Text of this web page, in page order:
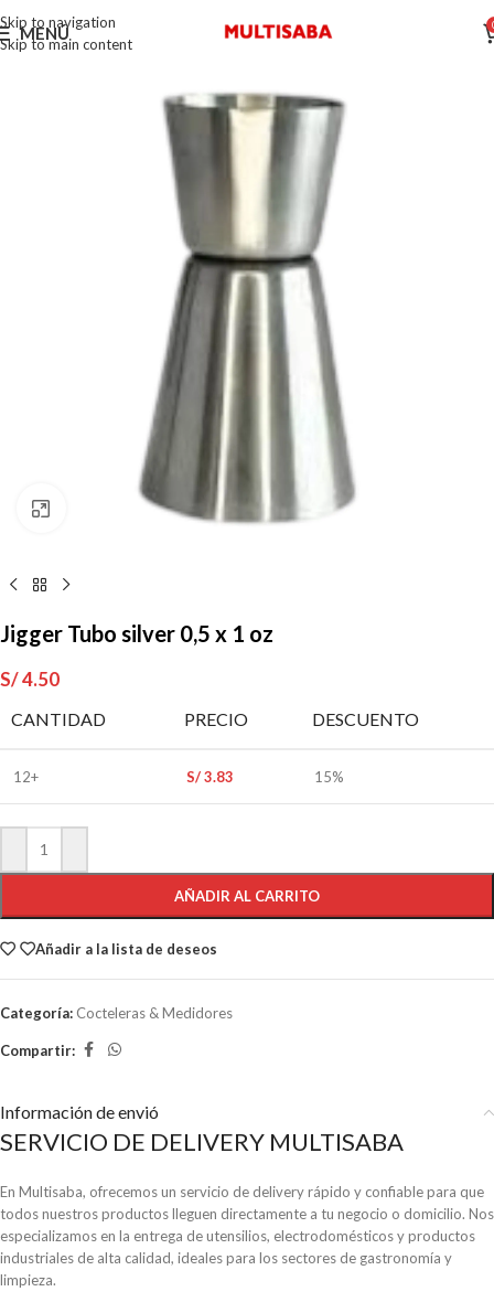
Skip to navigation
Skip to main content
MENÚ
Clic para ampliar
Jigger Tubo silver 0,5 x 1 oz
S/4.50
CANTIDAD PRECIO DESCUENTO
12+ S/3.83 15%
AÑADIR AL CARRITO
Añadir a la lista de deseos
Categoría: Cocteleras & Medidores
Compartir:
Información de envió
SERVICIO DE DELIVERY MULTISABA
En Multisaba, ofrecemos un servicio de delivery rápido y confiable para que
todos nuestros productos lleguen directamente a tu negocio o domicilio. Nos
especializamos en la entrega de utensilios, electrodomésticos y productos
industriales de alta calidad, ideales para los sectores de gastronomía y
limpieza.